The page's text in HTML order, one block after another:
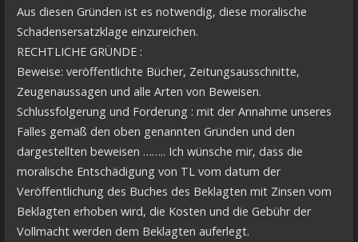
Aus diesen Gründen ist es notwendig, diese moralische
Schadensersatzklage einzureichen.
RECHTLICHE GRÜNDE :
Beweise: veröffentlichte Bücher, Zeitungsausschnitte,
Zeugenaussagen und alle Arten von Beweisen.
Schlussfolgerung und Forderung : mit der Annahme unseres
Falles gemäß den oben genannten Gründen und den
dargestellten beweisen …….. Ich wünsche mir, dass die
moralische Entschädigung von TL vom datum der
Veröffentlichung des Buches des Beklagten mit Zinsen vom
Beklagten erhoben wird, die Kosten und die Gebühr der
Vollmacht werden dem Beklagten auferlegt.